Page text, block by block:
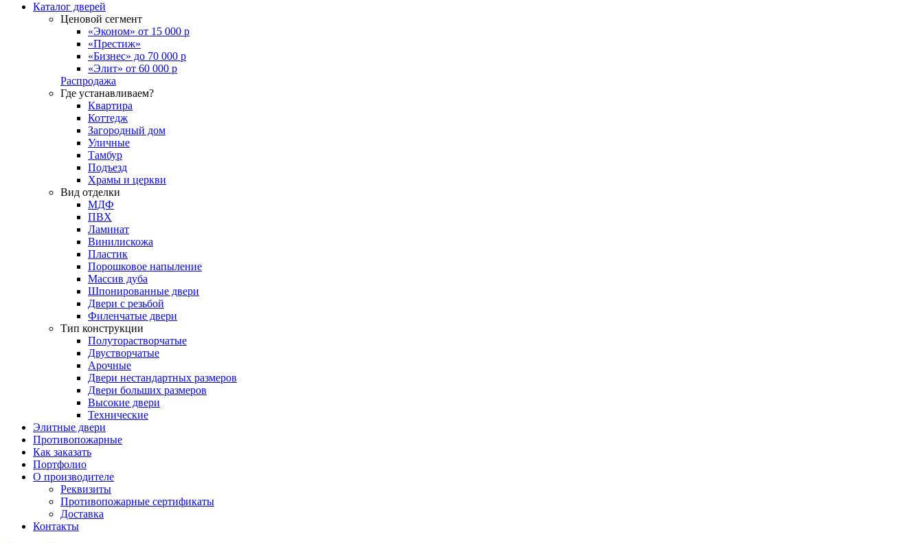
Каталог дверей
Ценовой сегмент
«Эконом» от 15 000 р
«Престиж»
«Бизнес» до 70 000 р
«Элит» от 60 000 р
Распродажа
Где устанавливаем?
Квартира
Коттедж
Загородный дом
Уличные
Тамбур
Подъезд
Храмы и церкви
Вид отделки
МДФ
ПВХ
Ламинат
Винилискожа
Пластик
Порошковое напыление
Массив дуба
Шпонированные двери
Двери с резьбой
Филенчатые двери
Тип конструкции
Полуторастворчатые
Двустворчатые
Арочные
Двери нестандартных размеров
Двери больших размеров
Высокие двери
Технические
Элитные двери
Противопожарные
Как заказать
Портфолио
О производителе
Реквизиты
Противопожарные сертификаты
Доставка
Контакты